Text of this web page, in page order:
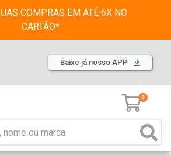
COMPRAS EM ATÉ 6X NO
CARTÃO*
Baixe já nosso APP
0